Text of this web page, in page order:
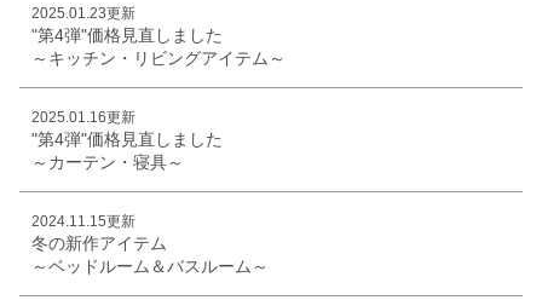
2025.01.23更新
"第4弾"価格見直しました
～キッチン・リビングアイテム～
2025.01.16更新
"第4弾"価格見直しました
～カーテン・寝具～
2024.11.15更新
冬の新作アイテム
～ベッドルーム＆バスルーム～